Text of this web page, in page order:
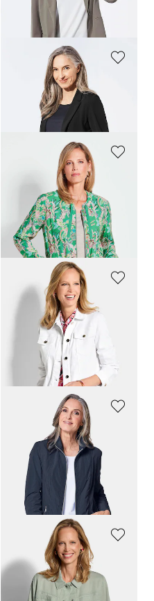
30-Tage-Bestpreis**: 139,95 €
Blouson mit floralen Alloverdruck
109,95 €169,95 €
30-Tage-Bestpreis**: 139,95 €
(-21%)
Jeansjacke mit Blumenborte
149,95 €
30-Tage-Bestpreis**: 109,95 €
Modische Übergangsjacke
109,95 €
159,95 €
+ 1
30-Tage-Bestpreis**: 159,95 €
GOLDNER
Leichte Jacke aus kühlem Lyocell
79,95 €139,95 €